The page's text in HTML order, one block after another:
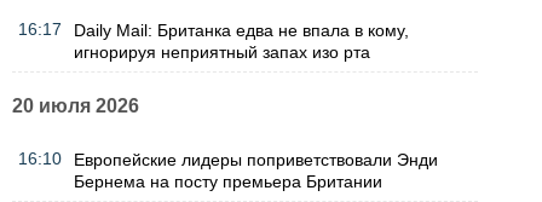
16:17
Daily Mail: Британка едва не впала в кому,
игнорируя неприятный запах изо рта
20 июля 2026
16:10
Европейские лидеры поприветствовали Энди
Бернема на посту премьера Британии